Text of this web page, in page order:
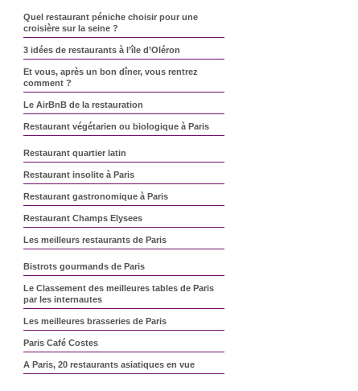
donne quoi ?
Les avis et critiques de la Table
de Jean-François Piège
Le Chateaubriand
Nous avons testé…Pierre
Nous avons testé… “Le
Benkay”
Nous avons testé… “Le
Frenchie”
Nous avons testé… “Caffé Dei
Cioppi”
Nous avons testé… “Ze
Quel restaurant péniche choisir pour une
croisière sur la seine ?
3 idées de restaurants à l’île d’Oléron
Et vous, après un bon dîner, vous rentrez
comment ?
Le AirBnB de la restauration
Restaurant végétarien ou biologique à Paris
Restaurant quartier latin
Restaurant insolite à Paris
Restaurant gastronomique à Paris
Restaurant Champs Elysees
Les meilleurs restaurants de Paris
Bistrots gourmands de Paris
Le Classement des meilleures tables de Paris
par les internautes
Les meilleures brasseries de Paris
Paris Café Costes
A Paris, 20 restaurants asiatiques en vue